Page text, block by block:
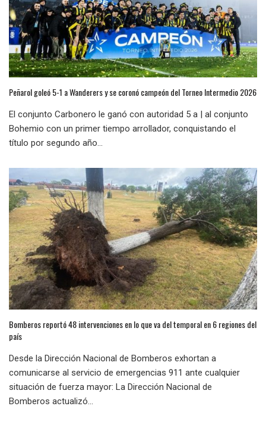
Peñarol goleó 5-1 a Wanderers y se coronó campeón del Torneo Intermedio 2026
El conjunto Carbonero le ganó con autoridad 5 a | al conjunto
Bohemio con un primer tiempo arrollador, conquistando el
título por segundo año...
Bomberos reportó 48 intervenciones en lo que va del temporal en 6 regiones del
país
Desde la Dirección Nacional de Bomberos exhortan a
comunicarse al servicio de emergencias 911 ante cualquier
situación de fuerza mayor: La Dirección Nacional de
Bomberos actualizó...